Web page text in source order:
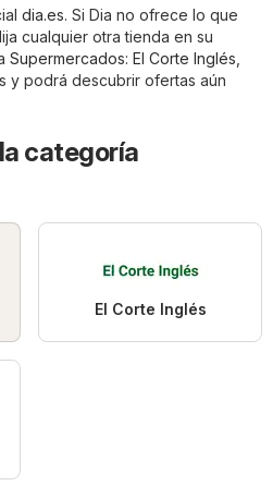
dia.es. Si Dia no ofrece lo que
cualquier otra tienda en su
Supermercados: El Corte Inglés,
y podrá descubrir ofertas aún
categoría
El Corte Inglés